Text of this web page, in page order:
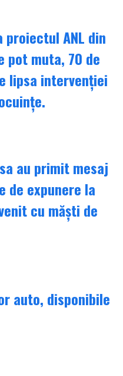
ANL din
pot muta, 70 de
lipsa intervenției
au primit mesaj
de expunere la
cu măști de
auto, disponibile